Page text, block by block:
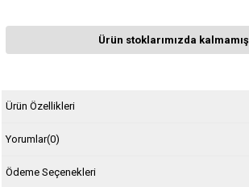
Ürün stoklarımızda
Ürün Özellikleri
Yorumlar(0)
Ödeme Seçenekleri